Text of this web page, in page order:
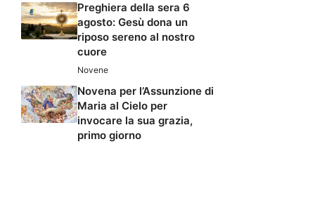
Preghiera della sera 6
agosto: Gesù dona un
riposo sereno al nostro
cuore
Novene
Novena per l’Assunzione di
Maria al Cielo per
invocare la sua grazia,
primo giorno